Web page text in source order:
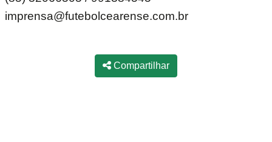
imprensa@futebolcearense.com.br
Compartilhar